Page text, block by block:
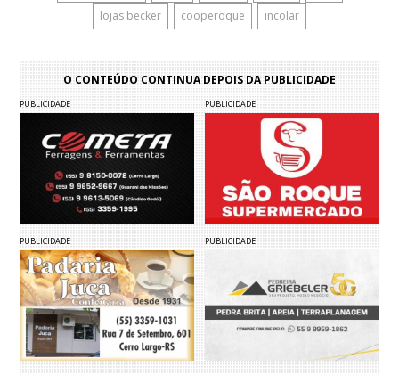
lojas becker cooperoque incolar
O CONTEÚDO CONTINUA DEPOIS DA PUBLICIDADE
PUBLICIDADE PUBLICIDADE
PUBLICIDADE PUBLICIDADE